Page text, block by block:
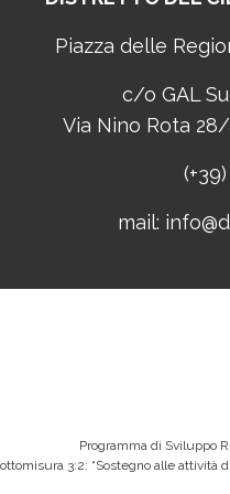
Piazza delle
c/o GAL
Via Nino Rota
mail:
Programma di Sviluppo
3:2: “Sostegno alle